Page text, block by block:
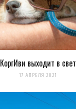
КоргИви выходит в свет
17 АПРЕЛЯ 2021